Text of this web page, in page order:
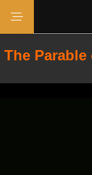
The